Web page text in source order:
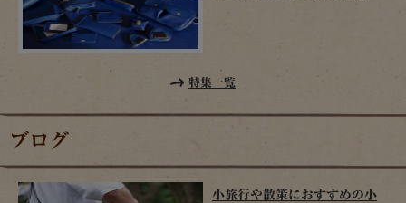
特集一覧
ブログ
小旅行や散策におすすめの小